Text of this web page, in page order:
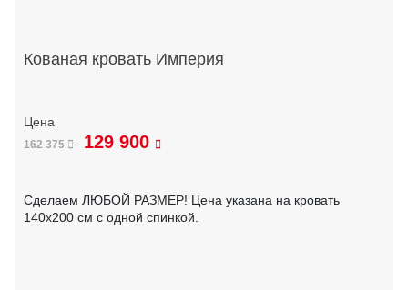
Кованая кровать Империя
162 375 129 900
Сделаем ЛЮБОЙ РАЗМЕР! Цена указана на кровать
140х200 см с одной спинкой.